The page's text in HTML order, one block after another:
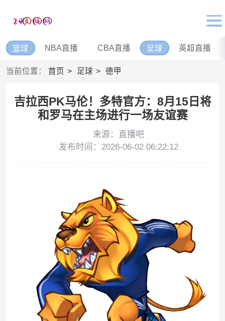
篮球 NBA直播 CBA直播 足球 英超直播
当前位置： 首页 足球 德甲
吉拉西PK马伦！多特官方：8月15日将
和罗马在主场进行一场友谊赛
来源：直播吧
发布时间：2026-06-02 06:22:12